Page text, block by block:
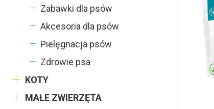
Zabawki dla psów
Akcesoria dla psów
Pielęgnacja psów
Zdrowie psa
KOTY
MAŁE ZWIERZĘTA